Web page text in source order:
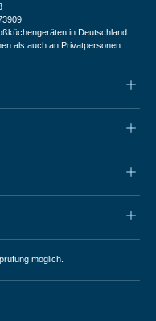
in Deutschland
als auch an Privatpersonen.
möglich.